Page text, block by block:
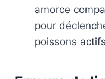
amorce
pour
poissons